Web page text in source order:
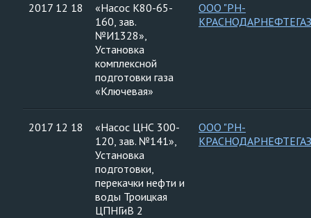
2017 12 18
«Насос К80-65-
160, зав.
№И1328»,
Установка
комплексной
подготовки газа
«Ключевая»
ООО "РН-
2017 12 18
«Насос ЦНС 300-
120, зав. №141»,
Установка
подготовки,
перекачки нефти и
воды Троицкая
ЦПНГиВ 2
ООО "РН-